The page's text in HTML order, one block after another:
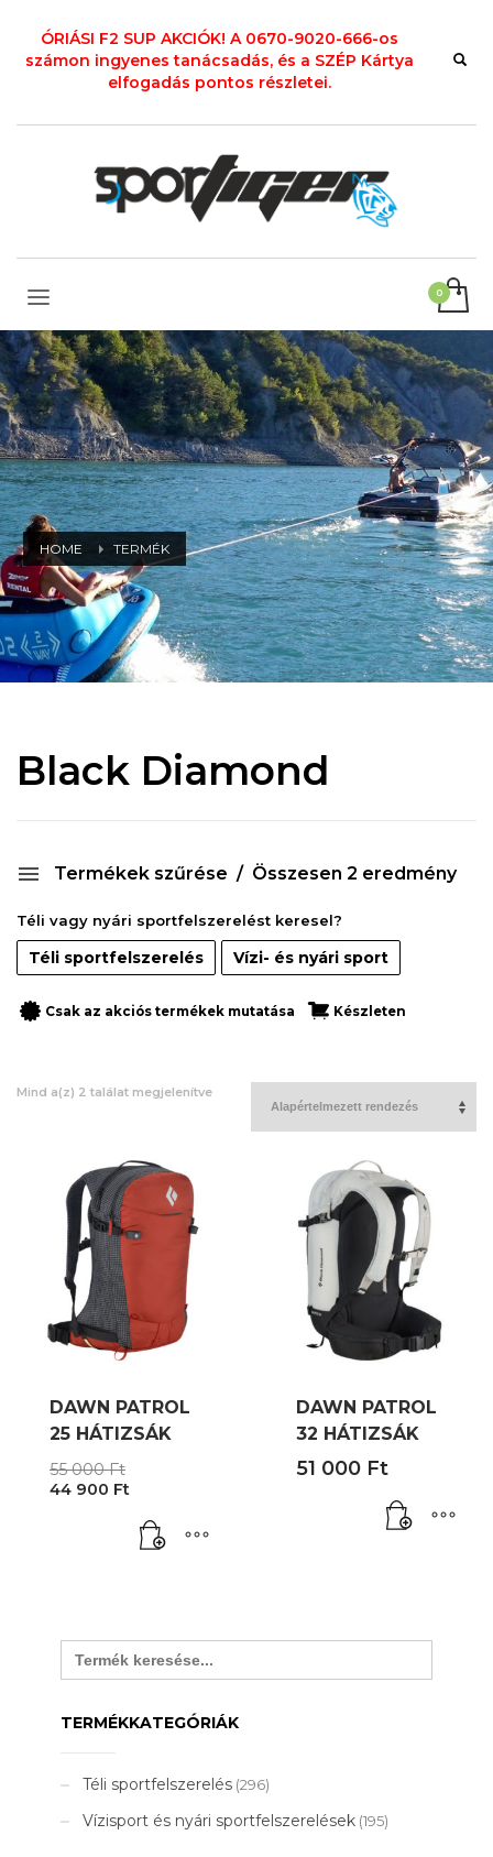
ÓRIÁSI F2 SUP AKCIÓK! A 0670-9020-666-os
számon ingyenes tanácsadás, és a SZÉP Kártya
elfogadás pontos részletei.
HOME TERMÉK
Black Diamond
Termékek szűrése Összesen 2 eredmény
Téli vagy nyári sportfelszerelést keresel?
Téli sportfelszerelés Vízi- és nyári sport
Csak az akciós termékek mutatása Készleten
Mind a(z) 2 találat megjelenítve
DAWN PATROL
25 HÁTIZSÁK
55 000Ft
55
000 Ft.
44 900 Ft
is:
44
DAWN PATROL
32 HÁTIZSÁK
51 000 Ft
Search
for:
TERMÉKKATEGÓRIÁK
Téli sportfelszerelés (296)
Vízisport és nyári sportfelszerelések (195)